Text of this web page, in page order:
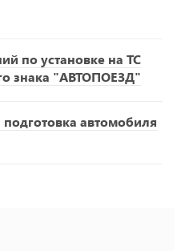
по установке на ТС
знака "АВТОПОЕЗД"
автомобиля